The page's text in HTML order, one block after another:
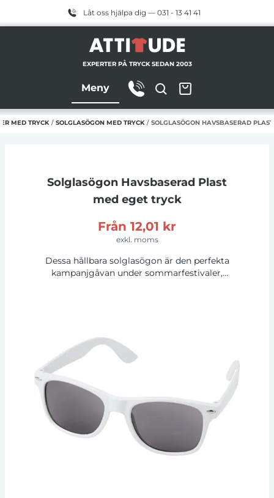
Låt oss hjälpa dig — 031 - 13 41 41
EXPERTER PÅ TRYCK SEDAN 2003
Meny
MED TRYCK / SOLGLASÖGON MED TRYCK / SOLGLASÖGON HAVSBASERAD
Solglasögon Havsbaserad Plast
med eget tryck
Från 12,01 kr
exkl. moms
Dessa hållbara solglasögon är den perfekta
kampanjgåvan under sommarfestivaler,
Recycled Plastic.